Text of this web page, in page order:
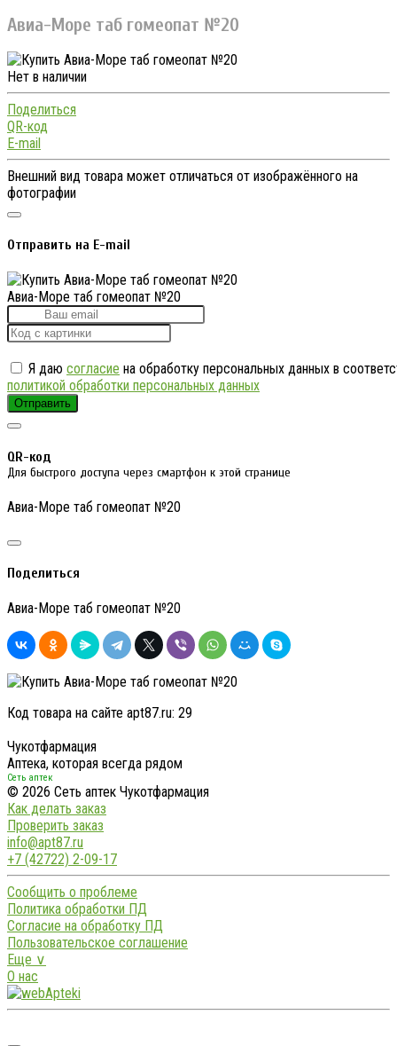
Авиа-Море таб гомеопат №20
Нет в наличии
Поделиться
QR-код
E-mail
Внешний вид товара может отличаться от изображённого на
фотографии
Отправить на E-mail
Авиа-Море таб гомеопат №20
Я даю согласие на обработку персональных данных в
политикой обработки персональных данных
Отправить
QR-код
Для быстрого доступа через смартфон к этой странице
Авиа-Море таб гомеопат №20
Поделиться
Авиа-Море таб гомеопат №20
Код товара на сайте apt87.ru: 29
Чукотфармация
Аптека, которая всегда рядом
Сеть аптек
© 2026 Сеть аптек Чукотфармация
Как делать заказ
Проверить заказ
info@apt87.ru
+7 (42722) 2-09-17
Сообщить о проблеме
Политика обработки ПД
Согласие на обработку ПД
Пользовательское соглашение
Еще ∨
О нас